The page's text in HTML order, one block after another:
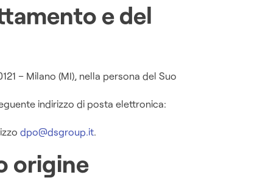
e del
– Milano (MI), nella persona del Suo
indirizzo di posta elettronica:
dpo@dsgroup.it.
origine